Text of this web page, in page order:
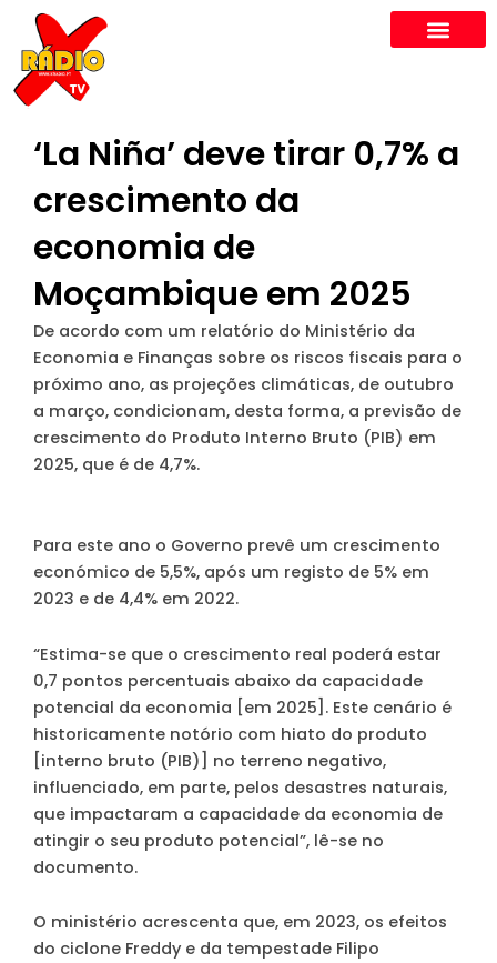
content
‘La Niña’ deve tirar 0,7% a
crescimento da
economia de
Moçambique em 2025
De acordo com um relatório do Ministério da
Economia e Finanças sobre os riscos fiscais para o
próximo ano, as projeções climáticas, de outubro
a março, condicionam, desta forma, a previsão de
crescimento do Produto Interno Bruto (PIB) em
2025, que é de 4,7%.
Para este ano o Governo prevê um crescimento
económico de 5,5%, após um registo de 5% em
2023 e de 4,4% em 2022.
“Estima-se que o crescimento real poderá estar
0,7 pontos percentuais abaixo da capacidade
potencial da economia [em 2025]. Este cenário é
historicamente notório com hiato do produto
[interno bruto (PIB)] no terreno negativo,
influenciado, em parte, pelos desastres naturais,
que impactaram a capacidade da economia de
atingir o seu produto potencial”, lê-se no
documento.
O ministério acrescenta que, em 2023, os efeitos
do ciclone Freddy e da tempestade Filipo